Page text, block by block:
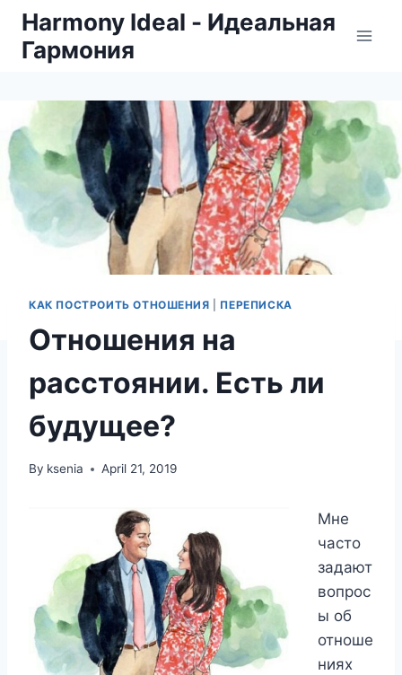
Skip
content
Harmony Ideal - Идеальная
Гармония
КАК ПОСТРОИТЬ ОТНОШЕНИЯ ПЕРЕПИСКА
Отношения на
расстоянии. Есть ли
будущее?
By ksenia April 21, 2019
Мне
часто
задают
вопрос
ы об
отноше
ниях